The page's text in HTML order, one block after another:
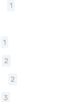
1
1
2
2
3